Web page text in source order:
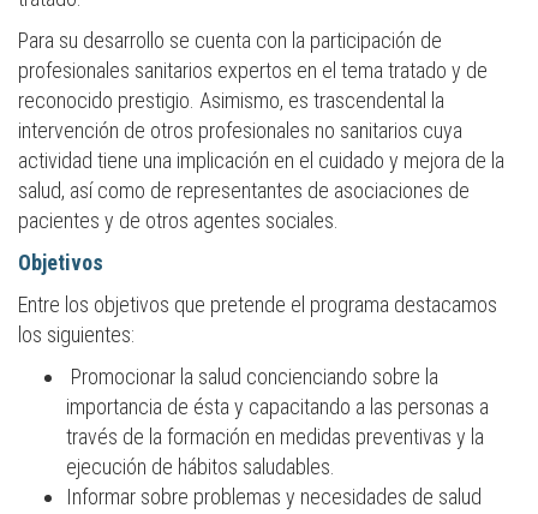
Para su desarrollo se cuenta con la participación de
profesionales sanitarios expertos en el tema tratado y de
reconocido prestigio. Asimismo, es trascendental la
intervención de otros profesionales no sanitarios cuya
actividad tiene una implicación en el cuidado y mejora de la
salud, así como de representantes de asociaciones de
pacientes y de otros agentes sociales.
Objetivos
Entre los objetivos que pretende el programa destacamos
los siguientes:
Promocionar la salud concienciando sobre la
importancia de ésta y capacitando a las personas a
través de la formación en medidas preventivas y la
ejecución de hábitos saludables.
Informar sobre problemas y necesidades de salud